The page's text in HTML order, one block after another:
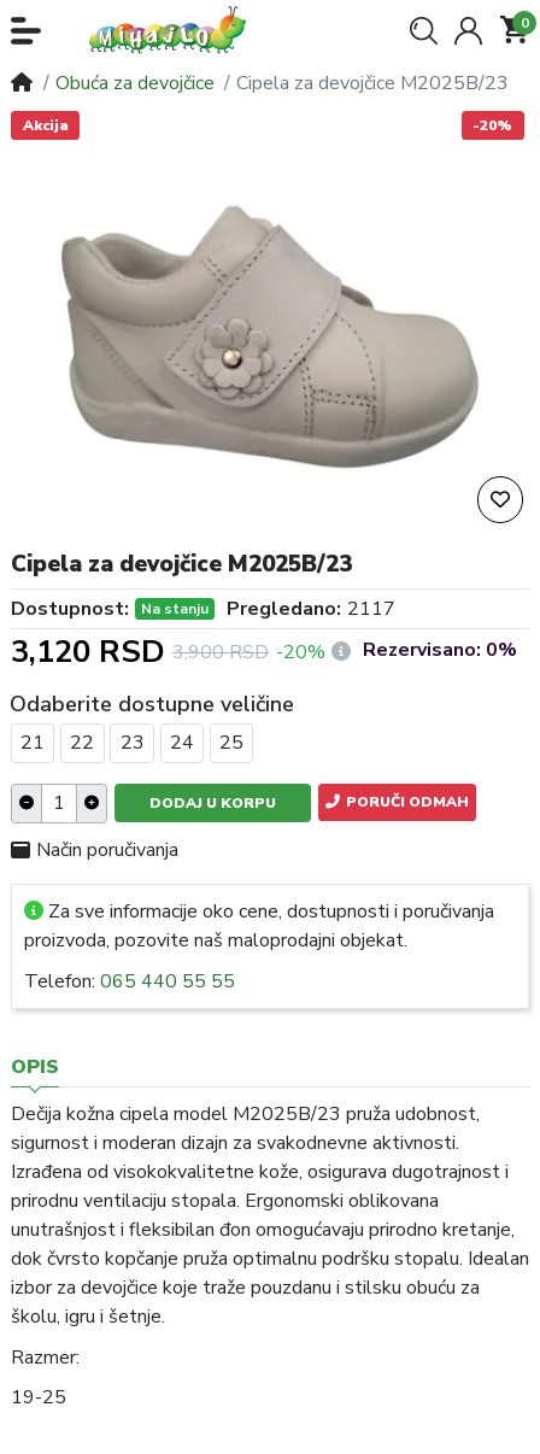
0
Obuća za devojčice Cipela za devojčice M2025B/23
Akcija -20%
Cipela za devojčice M2025B/23
PORUČI ODMAH
DODAJ U KORPU
OPIS
Dečija kožna cipela model M2025B/23 pruža udobnost,
sigurnost i moderan dizajn za svakodnevne aktivnosti.
Izrađena od visokokvalitetne kože, osigurava dugotrajnost i
prirodnu ventilaciju stopala. Ergonomski oblikovana
unutrašnjost i fleksibilan đon omogućavaju prirodno kretanje,
dok čvrsto kopčanje pruža optimalnu podršku stopalu. Idealan
izbor za devojčice koje traže pouzdanu i stilsku obuću za
školu, igru i šetnje.
Razmer:
19-25
Pregledano: 2117
Dostupnost: Na stanju
3,120 RSD 3,900 RSD -20% Rezervisano: 0%
Odaberite dostupne veličine
21 22 23 24 25
Za sve informacije oko cene, dostupnosti i poručivanja
proizvoda, pozovite naš maloprodajni objekat.
Telefon: 065 440 55 55
Način poručivanja